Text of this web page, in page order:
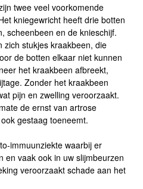
twee veel voorkomende
kniegewricht heeft drie botten
scheenbeen en de knieschijf.
zich stukjes kraakbeen, die
de botten elkaar niet kunnen
het kraakbeen afbreekt,
Zonder het kraakbeen
pijn en zwelling veroorzaakt.
de ernst van artrose
gestaag toeneemt.
immuunziekte waarbij er
en vaak ook in uw slijmbeurzen
veroorzaakt schade aan het